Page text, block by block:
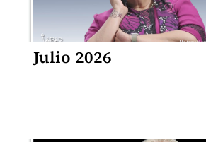
Julio 2026